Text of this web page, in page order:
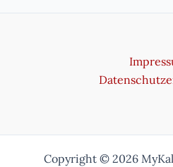
Copyright © 2026